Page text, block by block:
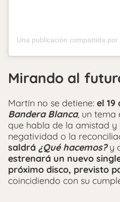
Mirando al
Martín no se detiene: el 19
Bandera Blanca, un tema
que habla de la amistad
negatividad o la
saldrá ¿Qué hacemos? y
estrenará un nuevo
próximo disco, previsto
coincidiendo con su